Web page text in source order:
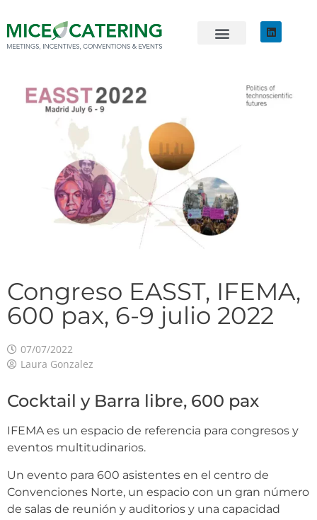
Congreso EASST, IFEMA,
600 pax, 6-9 julio 2022
07/07/2022
Laura Gonzalez
Cocktail y Barra libre, 600 pax
IFEMA es un espacio de referencia para congresos y
eventos multitudinarios.
Un evento para 600 asistentes en el centro de
Convenciones Norte, un espacio con un gran número
de salas de reunión y auditorios y una capacidad